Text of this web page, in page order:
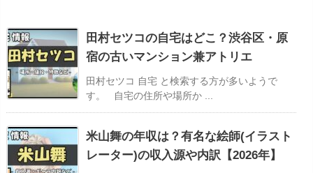
田村セツコの自宅はどこ？渋谷区・原
宿の古いマンション兼アトリエ
田村セツコ 自宅 と検索する方が多いようで
す。 自宅の住所や場所か ...
米山舞の年収は？有名な絵師(イラスト
レーター)の収入源や内訳【2026年】